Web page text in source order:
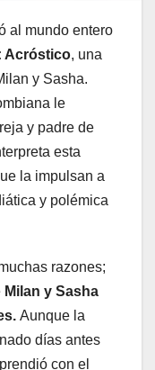
al mundo entero
Acróstico, una
y Sasha.
le
y padre de
esta
la impulsan a
y polémica
razones;
Milan y Sasha
Aunque la
días antes
con el